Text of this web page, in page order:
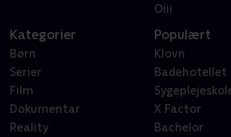
Oiii
Kategorier
Børn
Serier
Film
Dokumentar
Reality
Populært
Klovn
Badehotellet
X Factor
Bachelor